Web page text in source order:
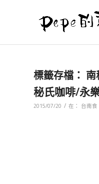
標籤存檔： 南
秘氏咖啡/永
2015/07/20 / 在： 台南食